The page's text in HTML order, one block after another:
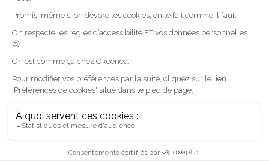
© 2024 Okeenea - Tous droits réservés